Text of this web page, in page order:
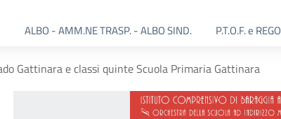
ALBO - AMM.NE TRASP. - ALBO SIND. P.T.O.F. e
Gattinara e classi quinte Scuola Primaria Gattinara